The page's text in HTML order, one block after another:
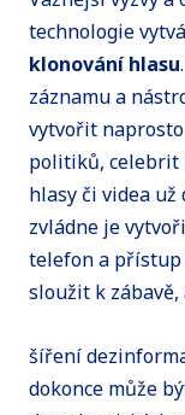
technologie
klonování hlasu
záznamu a
vytvořit
politiků, celebrit
hlasy či videa už
zvládne je
telefon a
sloužit k
šíření
dokonce může